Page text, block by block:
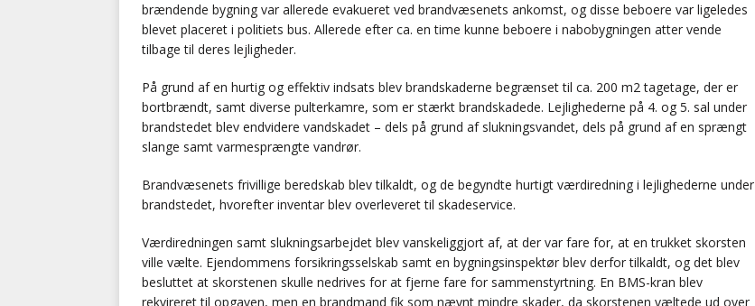
brændende bygning var allerede evakueret ved brandvæsenets ankomst, og disse beboere var ligeledes
blevet placeret i politiets bus. Allerede efter ca. en time kunne beboere i nabobygningen atter vende
tilbage til deres lejligheder.
På grund af en hurtig og effektiv indsats blev brandskaderne begrænset til ca. 200 m2 tagetage, der er
bortbrændt, samt diverse pulterkamre, som er stærkt brandskadede. Lejlighederne på 4. og 5. sal under
brandstedet blev endvidere vandskadet – dels på grund af slukningsvandet, dels på grund af en sprængt
slange samt varmesprængte vandrør.
Brandvæsenets frivillige beredskab blev tilkaldt, og de begyndte hurtigt værdiredning i lejlighederne under
brandstedet, hvorefter inventar blev overleveret til skadeservice.
Værdiredningen samt slukningsarbejdet blev vanskeliggjort af, at der var fare for, at en trukket skorsten
ville vælte. Ejendommens forsikringsselskab samt en bygningsinspektør blev derfor tilkaldt, og det blev
besluttet at skorstenen skulle nedrives for at fjerne fare for sammenstyrtning. En BMS-kran blev
rekvireret til opgaven, men en brandmand fik som nævnt mindre skader, da skorstenen væltede ud over